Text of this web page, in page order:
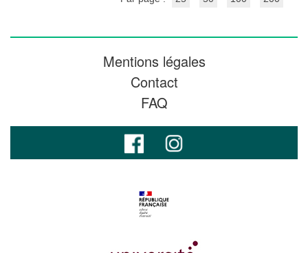
Mentions légales
Contact
FAQ